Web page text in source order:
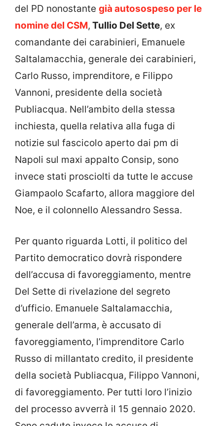
del PD nonostante già autosospeso per le
nomine del CSM, Tullio Del Sette, ex
comandante dei carabinieri, Emanuele
Saltalamacchia, generale dei carabinieri,
Carlo Russo, imprenditore, e Filippo
Vannoni, presidente della società
Publiacqua. Nell’ambito della stessa
inchiesta, quella relativa alla fuga di
notizie sul fascicolo aperto dai pm di
Napoli sul maxi appalto Consip, sono
invece stati prosciolti da tutte le accuse
Giampaolo Scafarto, allora maggiore del
Noe, e il colonnello Alessandro Sessa.
Per quanto riguarda Lotti, il politico del
Partito democratico dovrà rispondere
dell’accusa di favoreggiamento, mentre
Del Sette di rivelazione del segreto
d’ufficio. Emanuele Saltalamacchia,
generale dell’arma, è accusato di
favoreggiamento, l’imprenditore Carlo
Russo di millantato credito, il presidente
della società Publiacqua, Filippo Vannoni,
di favoreggiamento. Per tutti loro l’inizio
del processo avverrà il 15 gennaio 2020.